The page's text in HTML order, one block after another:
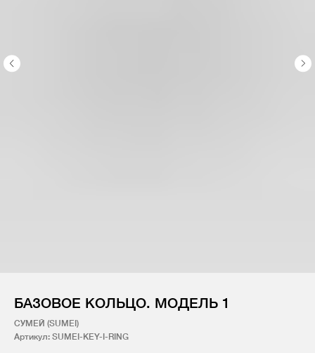
БАЗОВОЕ КОЛЬЦО. МОДЕЛЬ 1
СУМЕЙ (SUMEI)
Артикул: SUMEI-KEY-I-RING